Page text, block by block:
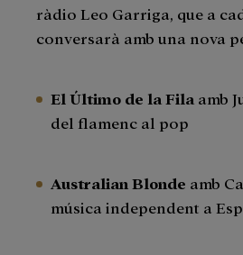
ràdio Leo Garriga, que a
conversarà amb una nova
El Último de la Fila amb
del flamenc al pop
Australian Blonde amb
música independent a